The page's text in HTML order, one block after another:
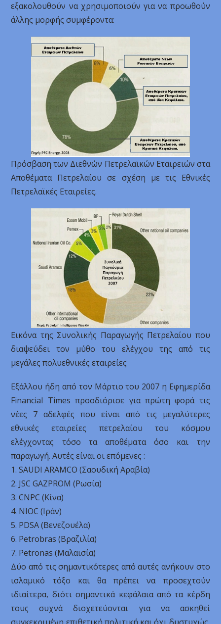
εξακολουθούν να χρησιμοποιούν για να προωθούν
άλλης μορφής συμφέροντα:
Πρόσβαση των Διεθνών Πετρελαϊκών Εταιρειών στα
Αποθέματα Πετρελαίου σε σχέση με τις Εθνικές
Πετρελαϊκές Εταιρείες.
Εικόνα της Συνολικής Παραγωγής Πετρελαίου που
διαψεύδει τον μύθο του ελέγχου της από τις
μεγάλες πολυεθνικές εταιρείες
Εξάλλου ήδη από τον Μάρτιο του 2007 η Εφημερίδα
Financial Times προσδιόρισε για πρώτη φορά τις
νέες 7 αδελφές που είναι από τις μεγαλύτερες
εθνικές εταιρείες πετρελαίου του κόσμου
ελέγχοντας τόσο τα αποθέματα όσο και την
παραγωγή. Αυτές είναι οι επόμενες :
1. SAUDI ARAMCO (Σαουδική Αραβία)
2. JSC GAZPROM (Ρωσία)
3. CNPC (Κίνα)
4. NIOC (Ιράν)
5. PDSA (Βενεζουέλα)
6. Petrobras (Βραζιλία)
7. Petronas (Μαλαισία)
Δύο από τις σημαντικότερες από αυτές ανήκουν στο
ισλαμικό τόξο και θα πρέπει να προσεχτούν
ιδιαίτερα, διότι σημαντικά κεφάλαια από τα κέρδη
τους συχνά διοχετεύονται για να ασκηθεί